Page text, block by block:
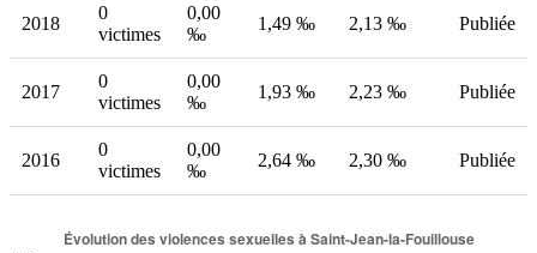
2018
0
victimes
0,00
‰
1,49 ‰ 2,13 ‰ Publiée
2017
0
victimes
0,00
‰
1,93 ‰ 2,23 ‰ Publiée
2016
0
victimes
0,00
‰
2,64 ‰ 2,30 ‰ Publiée